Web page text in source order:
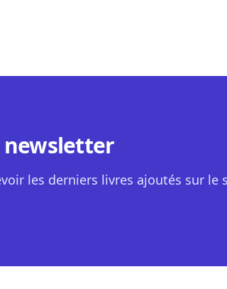
newsletter
les derniers livres ajoutés sur le